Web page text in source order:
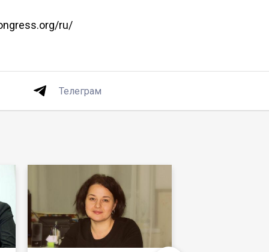
ru/
Телеграм